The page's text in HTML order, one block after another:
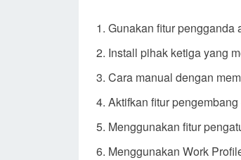
Gunakan fitur
Install pihak ketiga yang
Cara manual dengan
Aktifkan fitur
Menggunakan fitur
Menggunakan Work